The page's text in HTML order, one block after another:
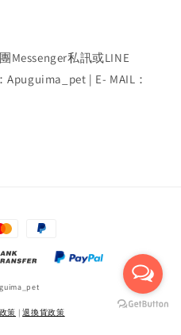
Messenger私訊或LINE
Apuguima_pet | E- MAIL：
策 |退換貨政策